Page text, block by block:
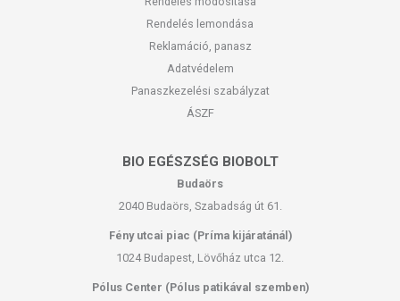
Rendelés lemondása
Reklamáció, panasz
Adatvédelem
Panaszkezelési szabályzat
ÁSZF
BIO EGÉSZSÉG BIOBOLT
Budaörs
2040 Budaörs, Szabadság út 61.
Fény utcai piac (Príma kijáratánál)
1024 Budapest, Lövőház utca 12.
Pólus Center (Pólus patikával szemben)